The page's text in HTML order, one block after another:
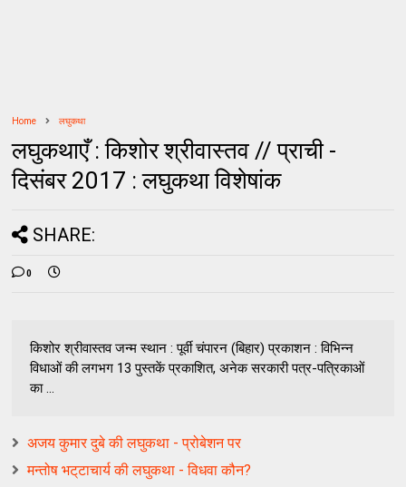
Home लघुकथा
लघुकथाएँ : किशोर श्रीवास्तव // प्राची -
दिसंबर 2017 : लघुकथा विशेषांक
SHARE:
0
किशोर श्रीवास्तव जन्म स्थान : पूर्वी चंपारन (बिहार) प्रकाशन : विभिन्न
विधाओं की लगभग 13 पुस्तकें प्रकाशित, अनेक सरकारी पत्र-पत्रिकाओं
का ...
अजय कुमार दुबे की लघुकथा - प्रोबेशन पर
मन्‍तोष भट्‌टाचार्य की लघुकथा - विधवा कौन?